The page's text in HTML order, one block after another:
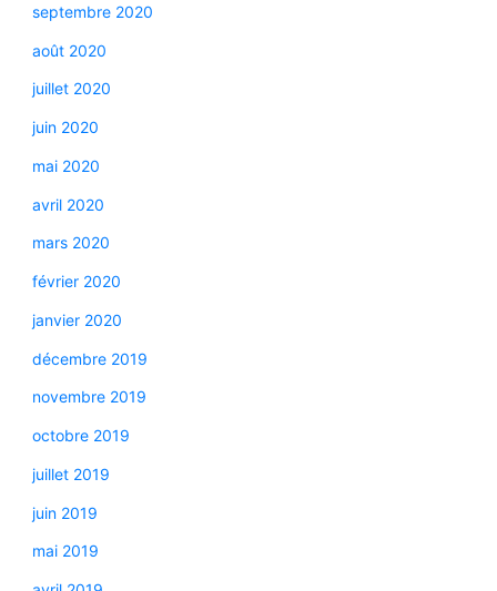
septembre 2020
août 2020
juillet 2020
juin 2020
mai 2020
avril 2020
mars 2020
février 2020
janvier 2020
décembre 2019
novembre 2019
octobre 2019
juillet 2019
juin 2019
mai 2019